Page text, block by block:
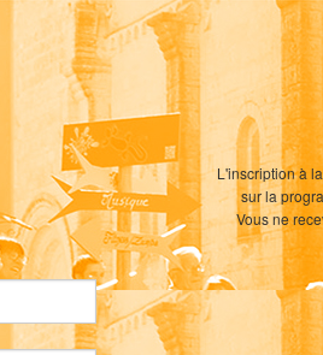
L'inscription à
sur la
Vous ne